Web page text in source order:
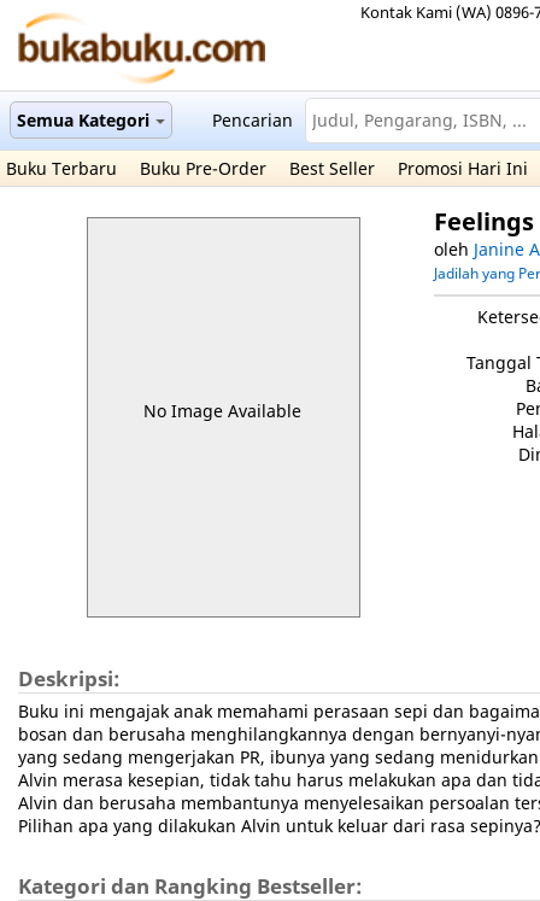
Kontak Kami (WA) 0896-
Semua Kategori Pencarian
Buku Terbaru Buku Pre-Order Best Seller Promosi Hari Ini
No Image Available
Feelings
oleh Janine
Jadilah yang
Tanggal
Deskripsi:
Buku ini mengajak anak memahami perasaan sepi dan
bosan dan berusaha menghilangkannya dengan bernyanyi-
yang sedang mengerjakan PR, ibunya yang sedang
Alvin merasa kesepian, tidak tahu harus melakukan apa dan
Alvin dan berusaha membantunya menyelesaikan persoalan
Pilihan apa yang dilakukan Alvin untuk keluar dari rasa
Kategori dan Rangking Bestseller: